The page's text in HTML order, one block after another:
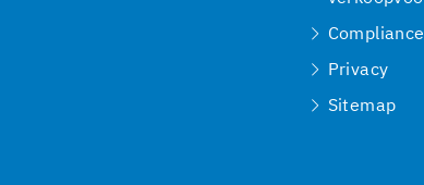
Compliance
Privacy
Sitemap